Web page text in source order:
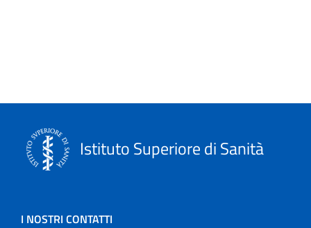
Istituto Superiore di Sanità
I NOSTRI CONTATTI